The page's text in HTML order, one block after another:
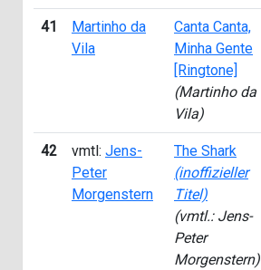
41
Martinho da
Vila
Canta Canta,
Minha Gente
[Ringtone]
(Martinho da
Vila)
42 vmtl: Jens-
Peter
Morgenstern
The Shark
(inoffizieller
Titel)
(vmtl.: Jens-
Peter
Morgenstern)